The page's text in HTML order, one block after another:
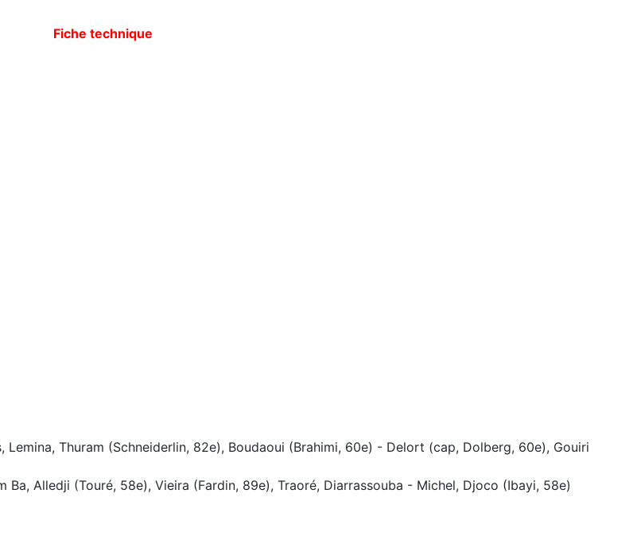
Fiche technique
Thuram (Schneiderlin, 82e), Boudaoui (Brahimi, 60e) - Delort (cap, Dolberg, 60e), Gouiri
Alledji (Touré, 58e), Vieira (Fardin, 89e), Traoré, Diarrassouba - Michel, Djoco (Ibayi, 58e)